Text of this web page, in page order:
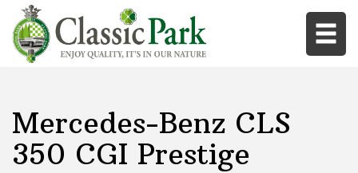
Mercedes-Benz CLS
350 CGI Prestige